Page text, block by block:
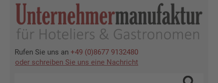
Direkt
Inhalt
Rufen Sie uns an +49 (0)8677 9132480
oder schreiben Sie uns eine Nachricht